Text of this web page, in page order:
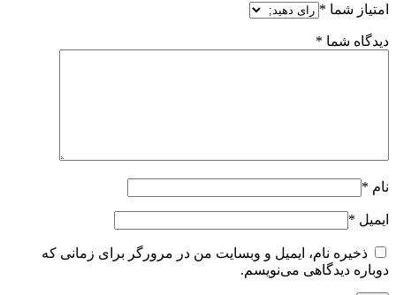
امتیاز شما *
دیدگاه شما *
نام *
ایمیل *
ذخیره نام، ایمیل و وبسایت من در مرورگر برای زمانی که
دوباره دیدگاهی می‌نویسم.